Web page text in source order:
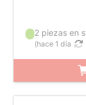
2 piezas en
(hace 1 día